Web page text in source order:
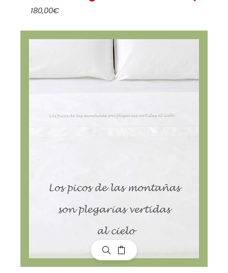
180,00€